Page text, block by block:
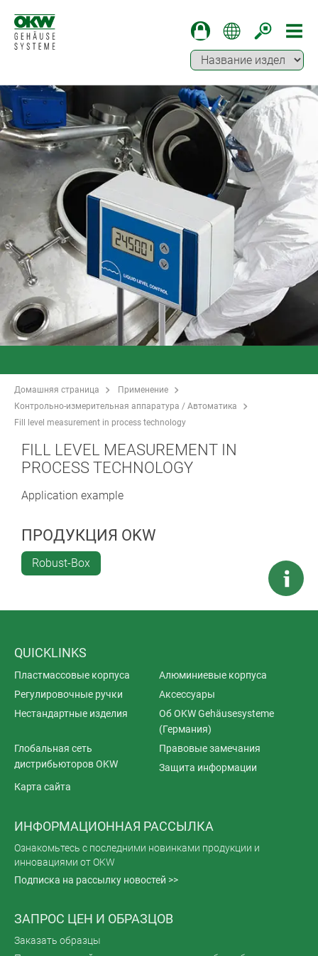
Домашняя страница
Применение
Контрольно-измерительная аппаратура / Автоматика
Fill level measurement in process technology
FILL LEVEL MEASUREMENT IN
PROCESS TECHNOLOGY
Application example
ПРОДУКЦИЯ OKW
Robust-Box
QUICKLINKS
Пластмассовые корпуса
Алюминиевые корпуса
Регулировочные ручки
Аксессуары
Нестандартные изделия
Об OKW Gehäusesysteme
(Германия)
Глобальная сеть
дистрибьюторов OKW
Правовые замечания
Защита информации
Карта сайта
ИНФОРМАЦИОННАЯ РАССЫЛКА
Ознакомьтесь с последними новинками продукции и
инновациями от OKW
Подписка на рассылку новостей >>
ЗАПРОС ЦЕН И ОБРАЗЦОВ
Заказать образцы